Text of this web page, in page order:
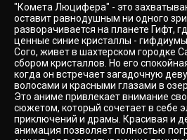
"Комета Люцифера" - это
оставит равнодушным ни одного
разворачивается на планете Гифт,
ценные синие кристаллы -
Сого, живет в шахтерском городке
сбором кристаллов. Но его
когда он встречает загадочную
волосами и красными глазами в
Это аниме привлекает внимание
сюжетом, который сочетает в себе
приключений и драмы. Красивая и
анимация позволяет полностью